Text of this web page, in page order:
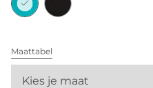
Maattabel
Kies je maat